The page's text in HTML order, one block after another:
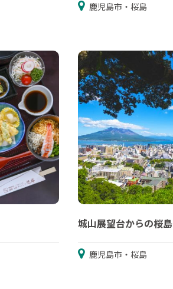
鹿児島市・桜島
城山展望台からの桜島
鹿児島市・桜島